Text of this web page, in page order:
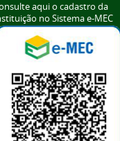
aqui o cadastro da
no Sistema e-MEC